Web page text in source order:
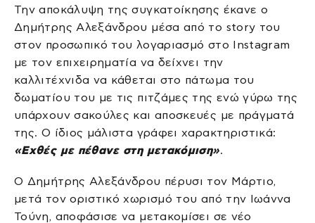
Την αποκάλυψη της συγκατοίκησης έκανε ο
Δημήτρης Αλεξάνδρου μέσα από το story του
στον προσωπικό του λογαριασμό στο Instagram
με τον επιχειρηματία να δείχνει την
καλλιτέχνιδα να κάθεται στο πάτωμα του
δωματίου του με τις πιτζάμες της ενώ γύρω της
υπάρχουν σακούλες και αποσκευές με πράγματά
της. Ο ίδιος μάλιστα γράφει χαρακτηριστικά:
«Εχθές με πέθανε στη μετακόμιση».
Ο Δημήτρης Αλεξάνδρου πέρυσι τον Μάρτιο,
μετά τον οριστικό χωρισμό του από την Ιωάννα
Τούνη, αποφάσισε να μετακομίσει σε νέο